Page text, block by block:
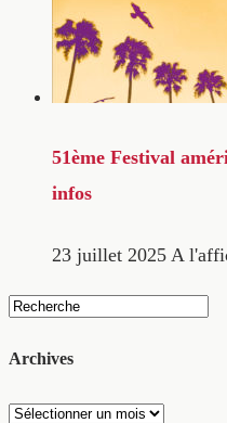
51ème Festival
infos
23 juillet 2025 A
Archives
Archives